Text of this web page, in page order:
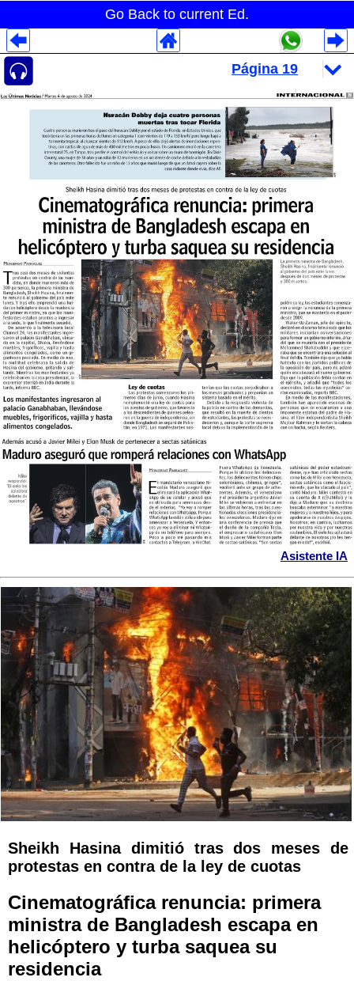
Go Back to current Ed.
Asistente IA
Sheikh Hasina dimitió tras dos meses de
protestas en contra de la ley de cuotas
Cinematográfica renuncia: primera
ministra de Bangladesh escapa en
helicóptero y turba saquea su
residencia
Despliegues Analytics
Despliegues Totales
Despliegues por Rubros